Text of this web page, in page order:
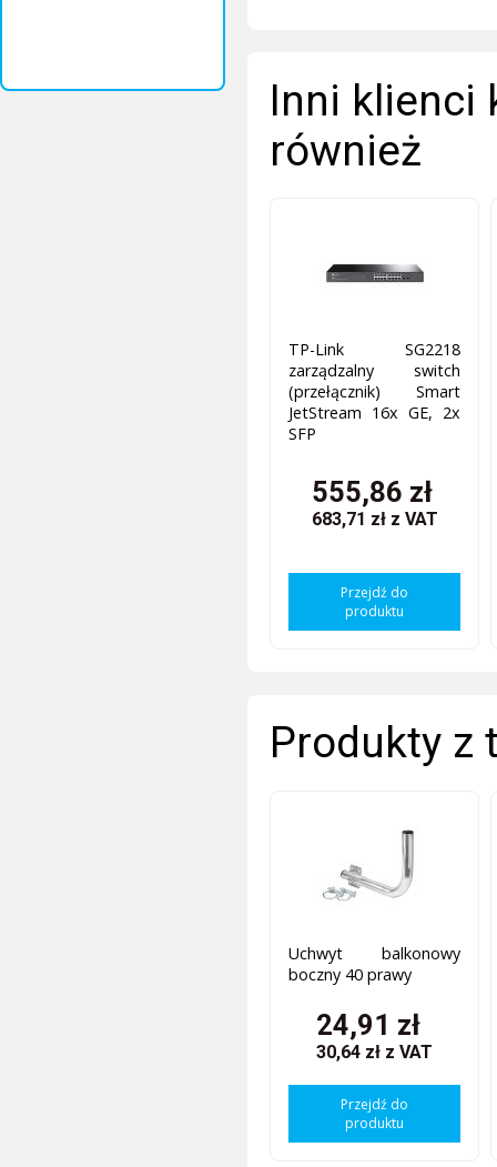
Inni klienci
również
TP-Link SG2218
zarządzalny switch
(przełącznik) Smart
JetStream 16x GE, 2x
SFP
555,86 zł
683,71 zł z VAT
Przejdź do
produktu
Produkty z
Uchwyt balkonowy
boczny 40 prawy
24,91 zł
30,64 zł z VAT
Przejdź do
produktu